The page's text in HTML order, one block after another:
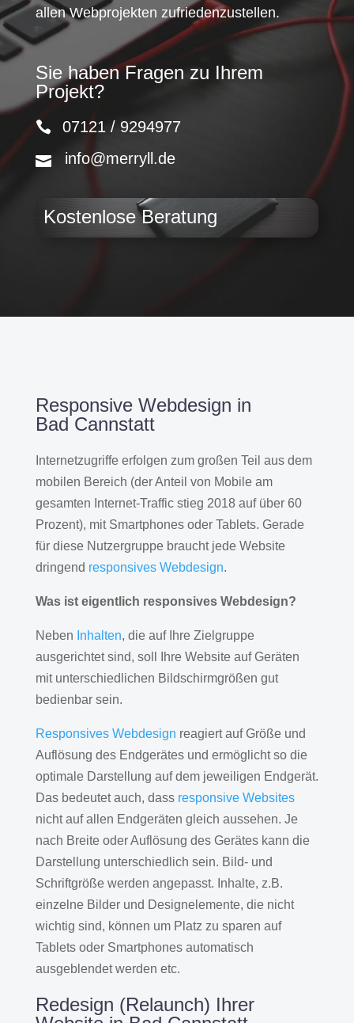
allen Webprojekten zufriedenzustellen.
Sie haben Fragen zu Ihrem
Projekt?
07121 / 9294977
info@merryll.de
Kostenlose Beratung
Responsive Webdesign in
Bad Cannstatt
Internetzugriffe erfolgen zum großen Teil aus dem
mobilen Bereich (der Anteil von Mobile am
gesamten Internet-Traffic stieg 2018 auf über 60
Prozent), mit Smartphones oder Tablets. Gerade
für diese Nutzergruppe braucht jede Website
dringend responsives Webdesign.
Was ist eigentlich responsives Webdesign?
Neben Inhalten, die auf Ihre Zielgruppe
ausgerichtet sind, soll Ihre Website auf Geräten
mit unterschiedlichen Bildschirmgrößen gut
bedienbar sein.
Responsives Webdesign reagiert auf Größe und
Auflösung des Endgerätes und ermöglicht so die
optimale Darstellung auf dem jeweiligen Endgerät.
Das bedeutet auch, dass responsive Websites
nicht auf allen Endgeräten gleich aussehen. Je
nach Breite oder Auflösung des Gerätes kann die
Darstellung unterschiedlich sein. Bild- und
Schriftgröße werden angepasst. Inhalte, z.B.
einzelne Bilder und Designelemente, die nicht
wichtig sind, können um Platz zu sparen auf
Tablets oder Smartphones automatisch
ausgeblendet werden etc.
Redesign (Relaunch) Ihrer